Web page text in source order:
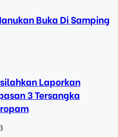
Buka Di Samping
Laporkan
3 Tersangka